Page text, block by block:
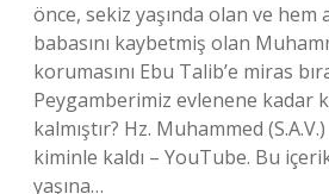
önce, sekiz yaşında olan ve hem
babasını kaybetmiş olan
korumasını Ebu Talib’e miras
Peygamberimiz evlenene kadar
kalmıştır? Hz. Muhammed
kiminle kaldı – YouTube. Bu
yaşına…